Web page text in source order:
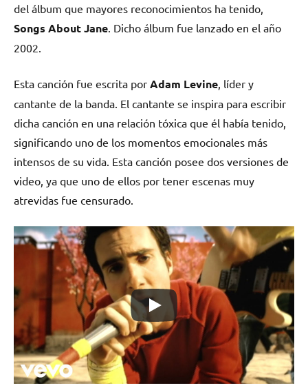
del álbum que mayores reconocimientos ha tenido,
Songs About Jane . Dicho álbum fue lanzado en el año
2002.
Esta canción fue escrita por Adam Levine , líder y
cantante de la banda. El cantante se inspira para escribir
dicha canción en una relación tóxica que él había tenido,
significando uno de los momentos emocionales más
intensos de su vida. Esta canción posee dos versiones de
video, ya que uno de ellos por tener escenas muy
atrevidas fue censurado.